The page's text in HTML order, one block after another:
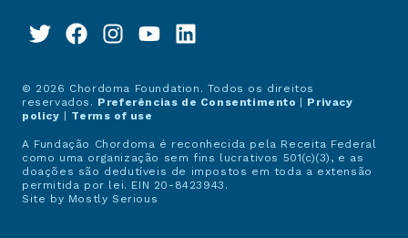
© 2026 Chordoma Foundation. Todos os direitos
reservados. Preferências de Consentimento | Privacy
policy | Terms of use
A Fundação Chordoma é reconhecida pela Receita Federal
como uma organização sem fins lucrativos 501(c)(3), e as
doações são dedutíveis de impostos em toda a extensão
permitida por lei. EIN 20-8423943.
Site by Mostly Serious